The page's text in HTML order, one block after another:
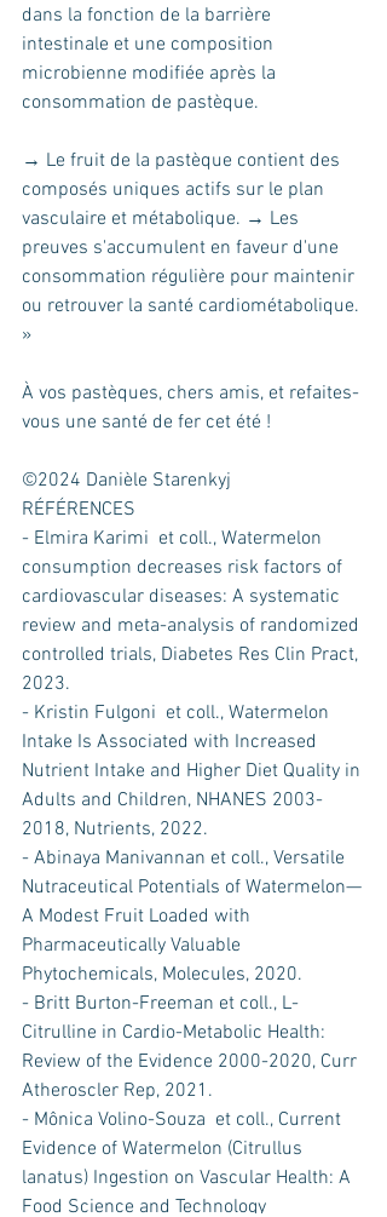
dans la fonction de la barrière
intestinale et une composition
microbienne modifiée après la
consommation de pastèque.
→ Le fruit de la pastèque contient des
composés uniques actifs sur le plan
vasculaire et métabolique. → Les
preuves s'accumulent en faveur d'une
consommation régulière pour maintenir
ou retrouver la santé cardiométabolique.
»
À vos pastèques, chers amis, et refaites-
vous une santé de fer cet été !
©2024 Danièle Starenkyj
RÉFÉRENCES
- Elmira Karimi  et coll., Watermelon
consumption decreases risk factors of
cardiovascular diseases: A systematic
review and meta-analysis of randomized
controlled trials, Diabetes Res Clin Pract,
2023.
- Kristin Fulgoni  et coll., Watermelon
Intake Is Associated with Increased
Nutrient Intake and Higher Diet Quality in
Adults and Children, NHANES 2003-
2018, Nutrients, 2022.
- Abinaya Manivannan et coll., Versatile
Nutraceutical Potentials of Watermelon—
A Modest Fruit Loaded with
Pharmaceutically Valuable
Phytochemicals, Molecules, 2020.
- Britt Burton-Freeman et coll., L-
Citrulline in Cardio-Metabolic Health:
Review of the Evidence 2000-2020, Curr
Atheroscler Rep, 2021.
- Mônica Volino-Souza  et coll., Current
Evidence of Watermelon (Citrullus
lanatus) Ingestion on Vascular Health: A
Food Science and Technology